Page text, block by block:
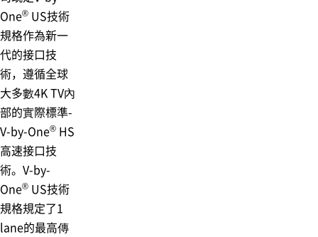
One® US技術
規格作為新一
代的接口技
術，遵循全球
大多數4K TV內
部的實際標準-
V-by-One® HS
高速接口技
術。V-by-
One® US技術
規格規定了1
lane的最高傳